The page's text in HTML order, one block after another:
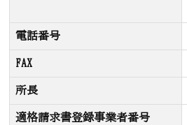
電話番号
FAX
所長
適格請求書登録事業者番号